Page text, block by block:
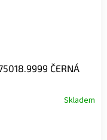
ČERNÁ
Skladem